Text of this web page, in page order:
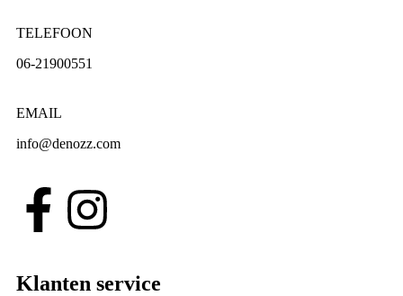
TELEFOON
06-21900551
EMAIL
info@denozz.com
Klanten service